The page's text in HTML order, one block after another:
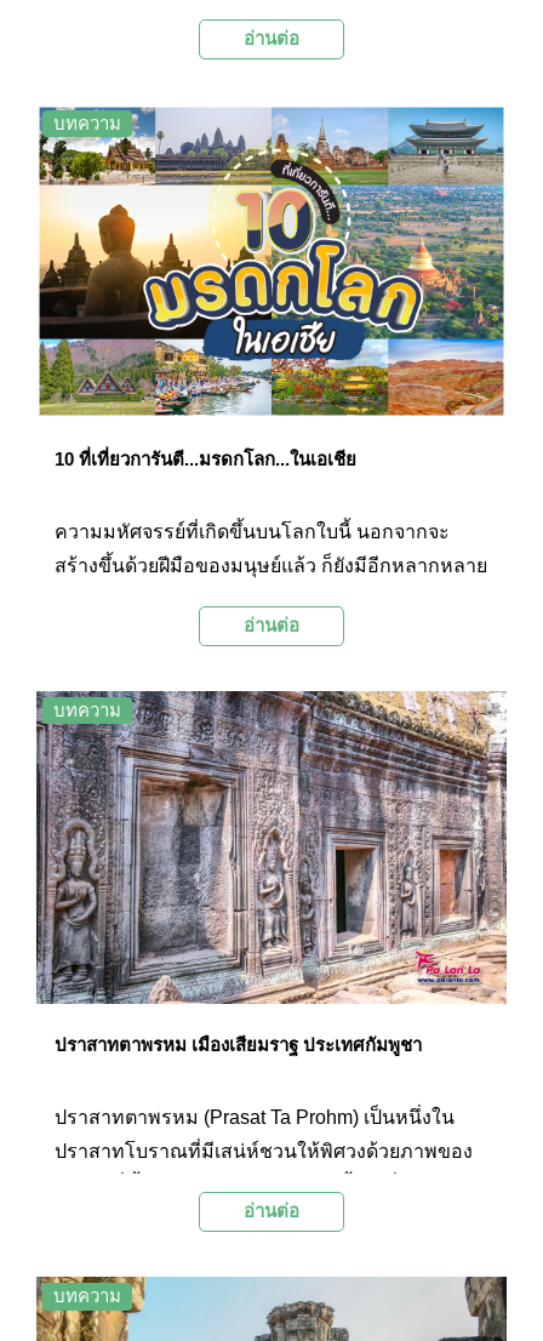
ใหญ่ และน่าทึ่งไม่แพ้กันเลยค่ะ วันนี้เราเลยจะพาไป
มรดกโลก จากองค์การยูเนสโก และยังเป็นสถานที่
ยอดฮิตที่ได้รับความนิยมจากท่องเที่ยวทั่วทุกมุมโลก
ค่ะ
อ่านต่อ
บทความ
10 ที่เที่ยวการันตี...มรดกโลก...ในเอเชีย
ความมหัศจรรย์ที่เกิดขึ้นบนโลกใบนี้ นอกจากจะ
สร้างขึ้นด้วยฝีมือของมนุษย์แล้ว ก็ยังมีอีกหลากหลาย
ใหญ่ และน่าทึ่งไม่แพ้กันเลยค่ะ วันนี้เราเลยจะพาไป
มรดกโลก จากองค์การยูเนสโก และยังเป็นสถานที่
ยอดฮิตที่ได้รับความนิยมจากท่องเที่ยวทั่วทุกมุมโลก
ค่ะ
อ่านต่อ
บทความ
ปราสาทตาพรหม เมืองเสียมราฐ ประเทศกัมพูชา
ปราสาทตาพรหม (Prasat Ta Prohm) เป็นหนึ่งใน
ปราสาทโบราณที่มีเสน่ห์ชวนให้พิศวงด้วยภาพของ
มราฐ ประเทศกัมพูชา ทั้งนี้ปราสาทตาพรหมเป็น
ได้เลือกให้เป็นปราสาทที่จะคงสภาพก่อนบูรณะไว้ให้
มากที่สุด ปราสาทแห่งนี้จึงยังมีบรรยากาศปราสาท
อ่านต่อ
บทความ